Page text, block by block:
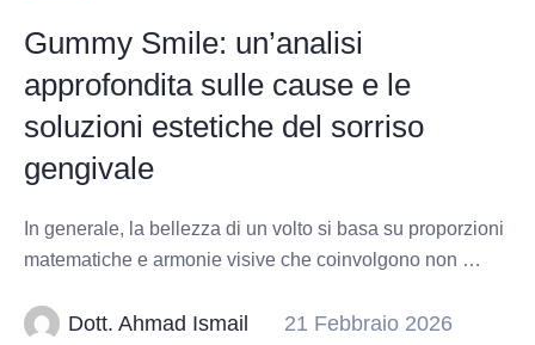
Gummy Smile: un’analisi
approfondita sulle cause e le
soluzioni estetiche del sorriso
gengivale
In generale, la bellezza di un volto si basa su proporzioni
matematiche e armonie visive che coinvolgono non …
Dott. Ahmad Ismail 21 Febbraio 2026